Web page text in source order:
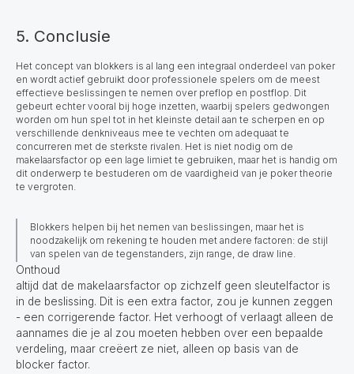
5. Conclusie
Het concept van blokkers is al lang een integraal onderdeel van poker
en wordt actief gebruikt door professionele spelers om de meest
effectieve beslissingen te nemen over preflop en postflop. Dit
gebeurt echter vooral bij hoge inzetten, waarbij spelers gedwongen
worden om hun spel tot in het kleinste detail aan te scherpen en op
verschillende denkniveaus mee te vechten om adequaat te
concurreren met de sterkste rivalen. Het is niet nodig om de
makelaarsfactor op een lage limiet te gebruiken, maar het is handig om
dit onderwerp te bestuderen om de vaardigheid van je poker theorie
te vergroten.
Blokkers helpen bij het nemen van beslissingen, maar het is
noodzakelijk om rekening te houden met andere factoren: de stijl
van spelen van de tegenstanders, zijn range, de draw line.
Onthoud
altijd dat de makelaarsfactor op zichzelf geen sleutelfactor is
in de beslissing. Dit is een extra factor, zou je kunnen zeggen
- een corrigerende factor. Het verhoogt of verlaagt alleen de
aannames die je al zou moeten hebben over een bepaalde
verdeling, maar creëert ze niet, alleen op basis van de
blocker factor.